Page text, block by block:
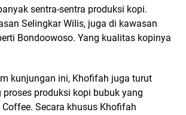
sentra-sentra produksi kopi.
Selingkar Wilis, juga di kawasan
Bondoowoso. Yang kualitas kopinya
kunjungan ini, Khofifah juga turut
produksi kopi bubuk yang
Secara khusus Khofifah